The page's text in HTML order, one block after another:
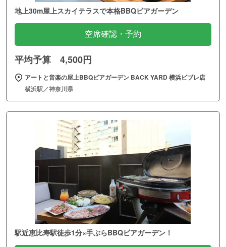
地上30m屋上スカイテラスで本格BBQビアガーデン
空席確認・予約
平均予算 4,500円
アートと音楽の屋上BBQビアガーデン BACK YARD 横浜ビブレ店
横浜駅／神奈川県
駅近恵比寿駅徒歩1分×手ぶらBBQビアガーデン！